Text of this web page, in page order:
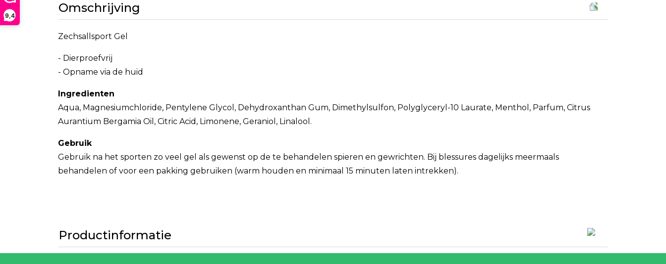
9,4
Omschrijving
Zechsallsport Gel
- Dierproefvrij
- Opname via de huid
Ingredienten
Aqua, Magnesiumchloride, Pentylene Glycol, Dehydroxanthan Gum, Dimethylsulfon, Polyglyceryl-10 Laurate, Menthol, Parfum, Citrus
Aurantium Bergamia Oil, Citric Acid, Limonene, Geraniol, Linalool.
Gebruik
Gebruik na het sporten zo veel gel als gewenst op de te behandelen spieren en gewrichten. Bij blessures dagelijks meermaals
behandelen of voor een pakking gebruiken (warm houden en minimaal 15 minuten laten intrekken).
Productinformatie